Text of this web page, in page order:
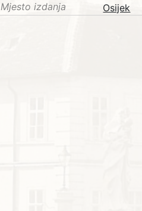
Mjesto izdanja
Osijek